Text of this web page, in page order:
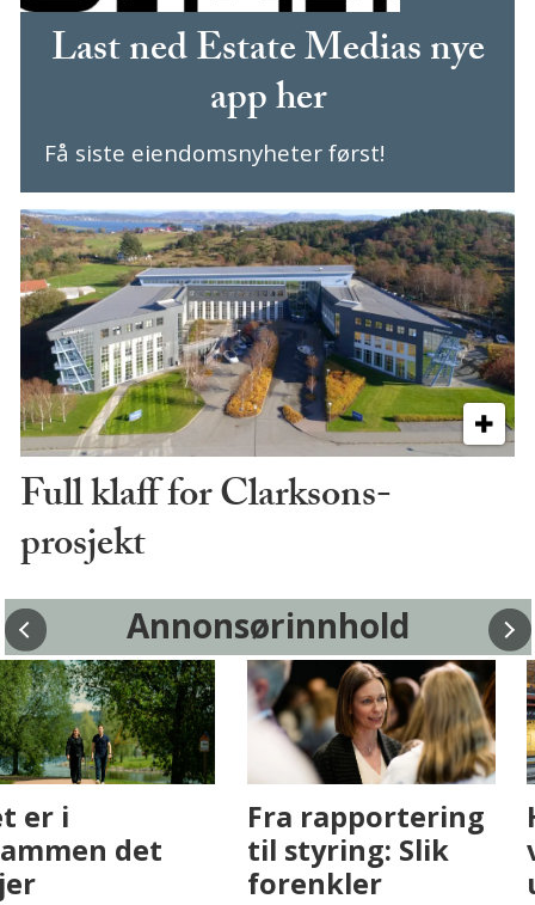
Last ned Estate Medias nye
app her
Få siste eiendomsnyheter først!
Full klaff for Clarksons-
prosjekt
Annonsørinnhold
Fenistra endrer
eiendomsbransjen
med AI. Slik ser vi
Det er i
Drammen det
skjer